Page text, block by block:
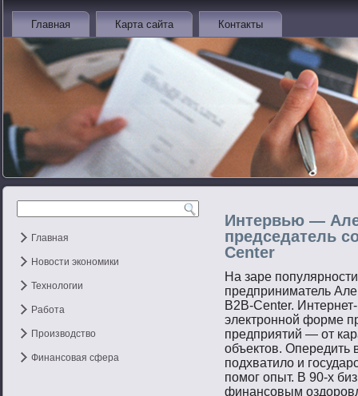
Главная Карта сайта Контакты
Главная
Новости экономики
Технологии
Работа
Производство
Финансовая сфера
Интервью —
председатель
Center
На заре
предприниматель
B2B-Center.
электронной форме
предприятий — от
объектов. Опередить
подхватило и
помог опыт. В 90-х
финансовым